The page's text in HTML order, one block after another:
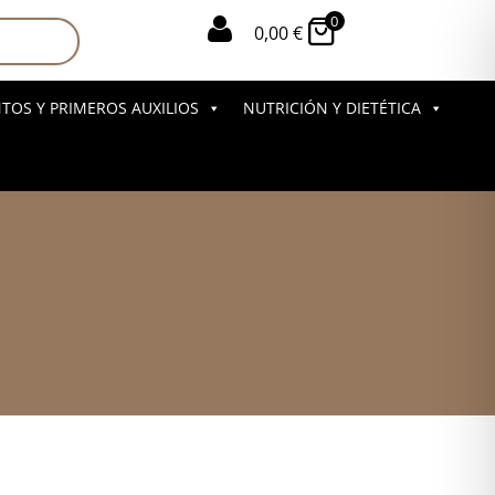
 0,00€
0
Y PRIMEROS AUXILIOS NUTRICIÓN Y DIETÉTICA